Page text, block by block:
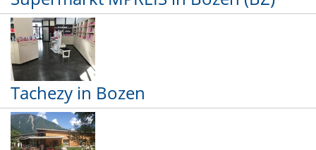
Tachezy in Bozen